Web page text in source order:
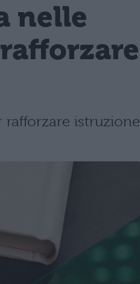
nelle
rafforzare istruzione